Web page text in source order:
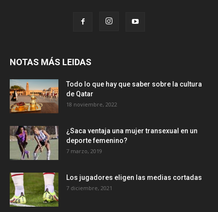
NOTAS MÁS LEIDAS
Todo lo que hay que saber sobre la cultura
de Qatar
18 noviembre, 2022
¿Saca ventaja una mujer transexual en un
deporte femenino?
7 marzo, 2019
Los jugadores eligen las medias cortadas
7 diciembre, 2021